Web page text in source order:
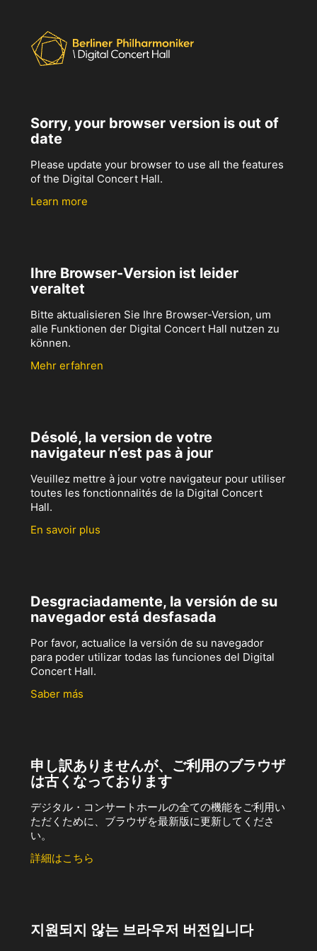
Sorry, your browser version is out of
date
Please update your browser to use all the features
of the Digital Concert Hall.
Learn more
Ihre Browser-Version ist leider
veraltet
Bitte aktualisieren Sie Ihre Browser-Version, um
alle Funktionen der Digital Concert Hall nutzen zu
können.
Mehr erfahren
Désolé, la version de votre
navigateur n’est pas à jour
Veuillez mettre à jour votre navigateur pour utiliser
toutes les fonctionnalités de la Digital Concert
Hall.
En savoir plus
Desgraciadamente, la versión de su
navegador está desfasada
Por favor, actualice la versión de su navegador
para poder utilizar todas las funciones del Digital
Concert Hall.
Saber más
申し訳ありませんが、ご利用のブラウザ
は古くなっております
デジタル・コンサートホールの全ての機能をご利用い
ただくために、ブラウザを最新版に更新してくださ
い。
詳細はこちら
지원되지 않는 브라우저 버전입니다